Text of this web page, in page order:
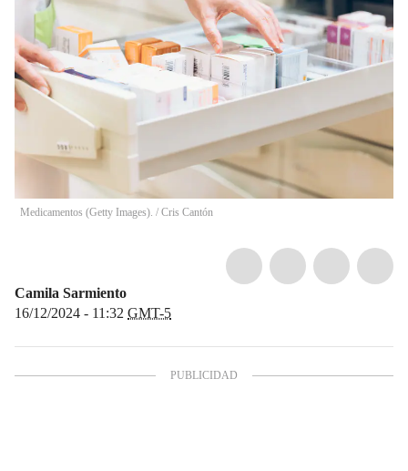
Medicamentos (Getty Images). / Cris Cantón
Camila Sarmiento
16/12/2024 - 11:32 GMT-5